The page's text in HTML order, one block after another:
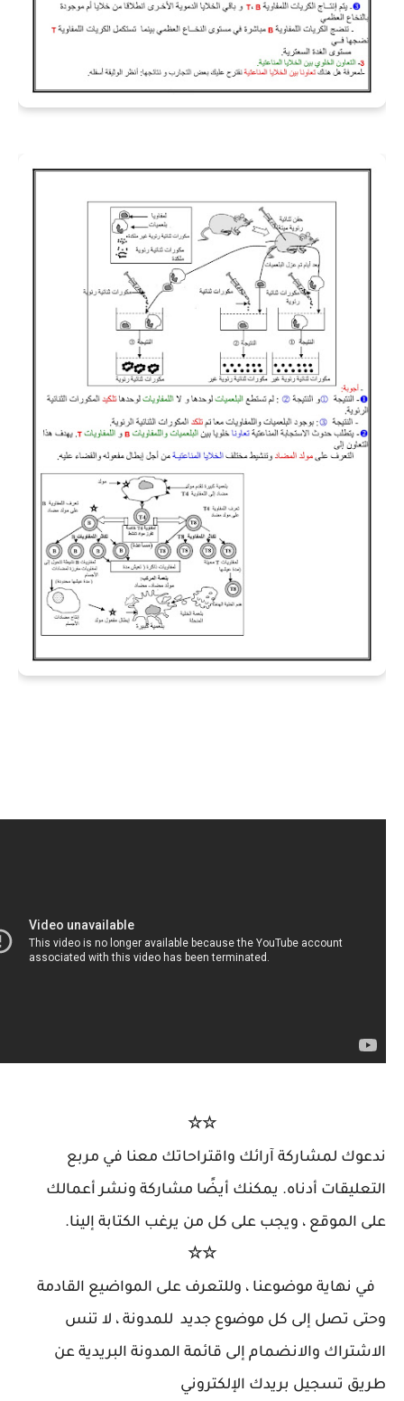
لمشاركة آرائك واقتراحاتك معنا في مربع
أدناه. يمكنك أيضًا مشاركة ونشر أعمالك
، ويجب على كل من يرغب الكتابة إلينا.
موضوعنا ، وللتعرف على المواضيع القادمة
تصل إلى كل موضوع جديد للمدونة ، لا تنس
والانضمام إلى قائمة المدونة البريدية عن
تسجيل بريدك الإلكتروني